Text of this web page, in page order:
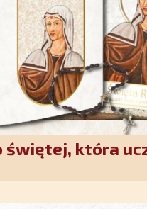
świętej, która
Duchowe